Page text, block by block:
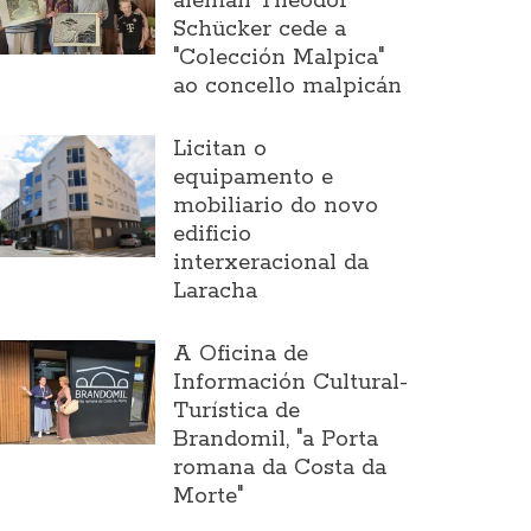
Schücker cede a
"Colección Malpica"
ao concello malpicán
Licitan o
equipamento e
mobiliario do novo
edificio
interxeracional da
Laracha
A Oficina de
Información Cultural-
Turística de
Brandomil, "a Porta
romana da Costa da
Morte"